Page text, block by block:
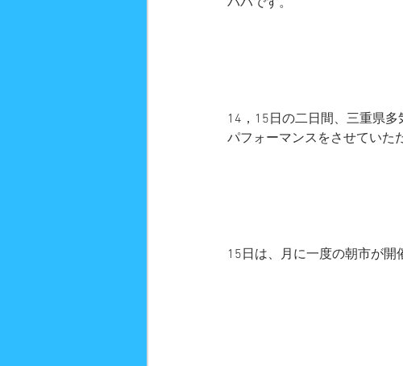
パパです。
14，15日の二日間、三重県
パフォーマンスをさせていた
15日は、月に一度の朝市が開